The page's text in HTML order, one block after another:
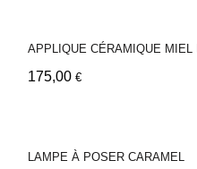
APPLIQUE CÉRAMIQUE MIEL L
175,00 €
LAMPE À POSER CARAMEL